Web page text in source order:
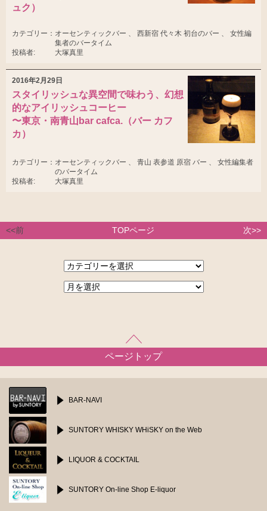
ュク）
カテゴリー： オーセンティックバー 、 西新宿 代々木 初台のバー 、 女性編
集者のバータイム
投稿者:
大塚真里
2016年2月29日
スタイリッシュな異空間で味わう、幻想
的なアイリッシュコーヒー
〜東京・南青山bar cafca.（バー カフ
カ）
カテゴリー： オーセンティックバー 、 青山 表参道 原宿 バー 、 女性編集者
のバータイム
投稿者:
大塚真里
<<前 TOPページ 次>>
ページトップ
BAR-NAVI
SUNTORY WHISKY WHiSKY on the Web
LIQUOR & COCKTAIL
SUNTORY On-line Shop E-liquor